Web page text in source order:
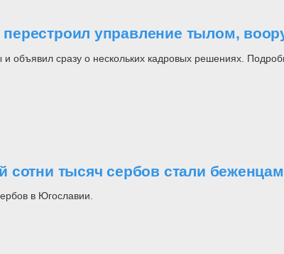
управление тылом,
объявил сразу о нескольких кадровых решениях.
сотни тысяч сербов стали
в Югославии.